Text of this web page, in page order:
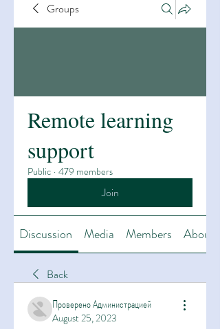
Groups
Remote learning
support
Public · 479 members
Join
Discussion Media Members About
Back
Проверено Администрацией
August 25, 2023